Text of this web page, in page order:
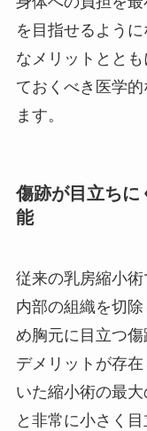
を目指せるよう
なメリットとと
ておくべき医学
ます。
傷跡が目立ちに
能
従来の乳房縮小
内部の組織を切
め胸元に目立つ
デメリットが存
いた縮小術の最
と非常に小さく